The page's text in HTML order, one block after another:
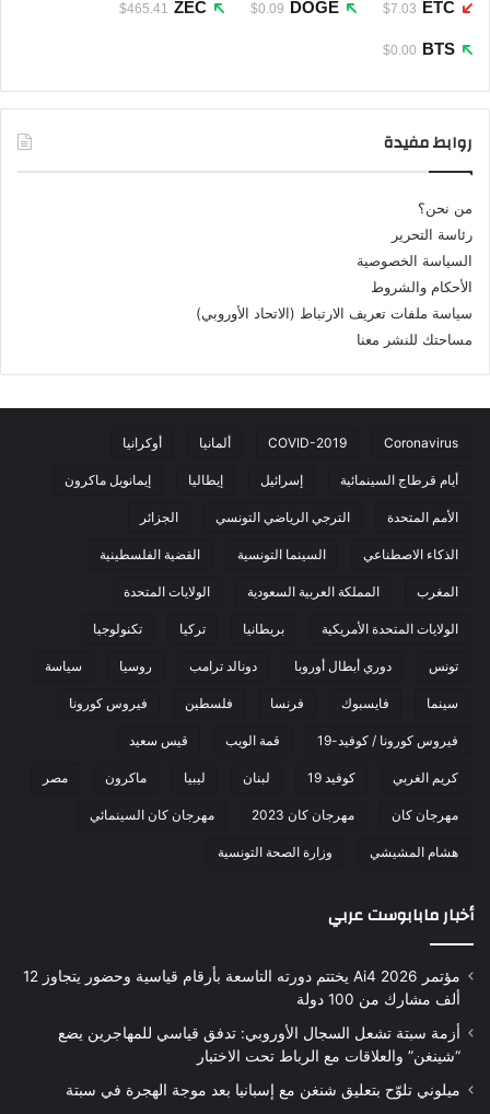
ETC
$7.03
DOGE
$0.09
ZEC
$465.41
BTS
$0.00
روابط مفيدة
من نحن؟
رئاسة التحرير
السياسة الخصوصية
الأحكام والشروط
سياسة ملفات تعريف الارتباط (الاتحاد الأوروبي)
مساحتك للنشر معنا
Coronavirus
COVID-2019 ألمانيا أوكرانيا
أيام قرطاج السينمائية إسرائيل إيطاليا إيمانويل ماكرون
الأمم المتحدة الترجي الرياضي التونسي الجزائر
الذكاء الاصطناعي السينما التونسية القضية الفلسطينية
المغرب المملكة العربية السعودية الولايات المتحدة
الولايات المتحدة الأمريكية بريطانيا تركيا تكنولوجيا
تونس دوري أبطال أوروبا دونالد ترامب روسيا سياسة
سينما فايسبوك فرنسا فلسطين فيروس كورونا
فيروس كورونا / كوفيد-19 قمة الويب قيس سعيد
كريم الغربي كوفيد 19 لبنان ليبيا ماكرون مصر
مهرجان كان مهرجان كان 2023 مهرجان كان السينمائي
هشام المشيشي وزارة الصحة التونسية
أخبار مابابوست عربي
مؤتمر Ai4 2026 يختتم دورته التاسعة بأرقام قياسية وحضور يتجاوز 12
ألف مشارك من 100 دولة
أزمة سبتة تشعل السجال الأوروبي: تدفق قياسي للمهاجرين يضع
“شينغن” والعلاقات مع الرباط تحت الاختبار
ميلوني تلوّح بتعليق شنغن مع إسبانيا بعد موجة الهجرة في سبتة